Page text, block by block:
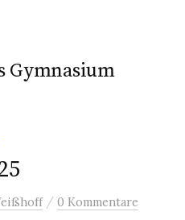
Gymnasium
/ 0 Kommentare